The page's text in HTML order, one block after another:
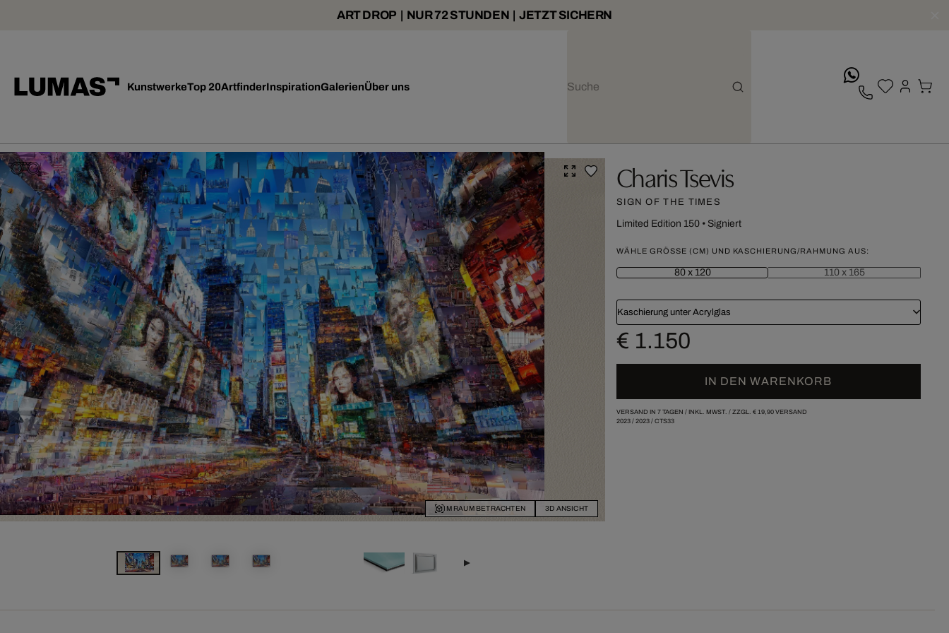
ART DROP | NUR 72 STUNDEN | JETZT SICHERN
KunstwerkeTop 20ArtfinderInspirationGalerienÜber uns
IM RAUM BETRACHTEN 3D ANSICHT
Charis Tsevis
SIGN OF THE TIMES
Limited Edition 150• Signiert
WÄHLE GRÖSSE (CM) UND KASCHIERUNG/RAHMUNG AUS:
80 x 120 110 x 165
Kaschierung unter Acrylglas
€ 1.150
IN DEN WARENKORB
VERSAND IN 7 TAGEN / INKL. MWST. / ZZGL. € 19,90VERSAND
2023/ 2023/ CTS33